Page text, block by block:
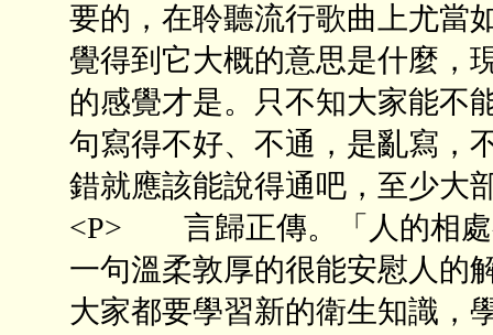
要的，在聆聽流行歌曲上尤當
覺得到它大概的意思是什麼，
的感覺才是。只不知大家能不
句寫得不好、不通，是亂寫，
錯就應該能說得通吧，至少大
<P> 言歸正傳。「人的相處
一句溫柔敦厚的很能安慰人的
大家都要學習新的衛生知識，